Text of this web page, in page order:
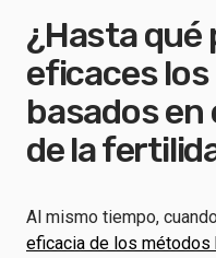
¿Hasta qué
eficaces
basados
de la
Al mismo tiempo,
eficacia de los